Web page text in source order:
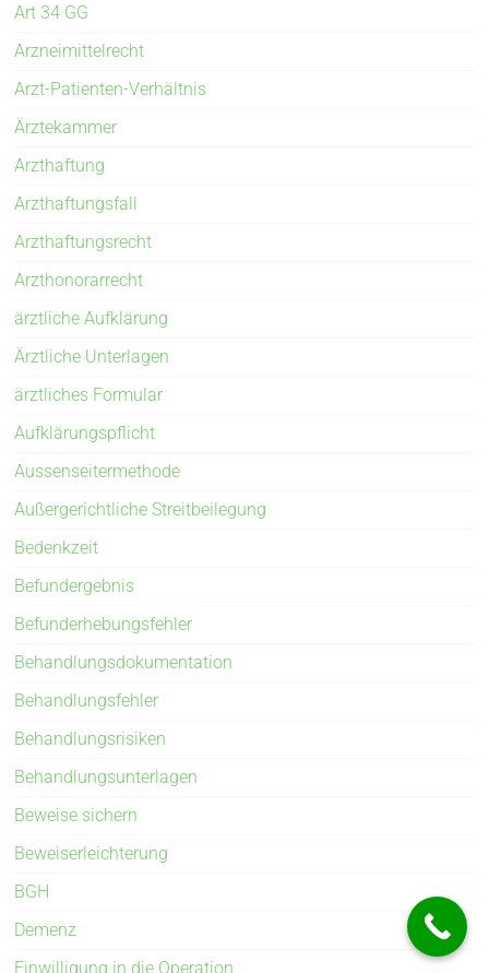
Art 34 GG
Arzneimittelrecht
Arzt-Patienten-Verhältnis
Ärztekammer
Arzthaftung
Arzthaftungsfall
Arzthaftungsrecht
Arzthonorarrecht
ärztliche Aufklärung
Ärztliche Unterlagen
ärztliches Formular
Aufklärungspflicht
Aussenseitermethode
Außergerichtliche Streitbeilegung
Bedenkzeit
Befundergebnis
Befunderhebungsfehler
Behandlungsdokumentation
Behandlungsfehler
Behandlungsrisiken
Behandlungsunterlagen
Beweise sichern
Beweiserleichterung
BGH
Demenz
Einwilligung in die Operation